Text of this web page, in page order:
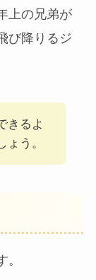
上の兄弟が
び降りるジ
きるよ
う。